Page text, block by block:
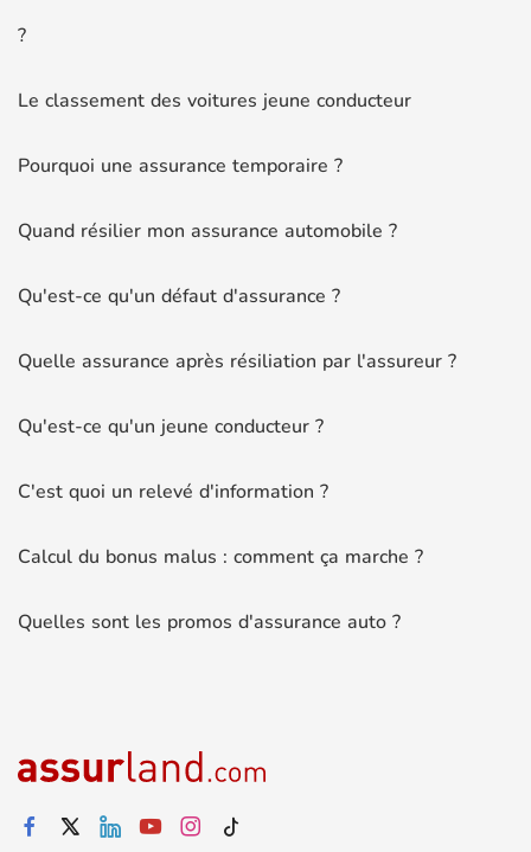
?
Le classement des voitures jeune conducteur
Pourquoi une assurance temporaire ?
Quand résilier mon assurance automobile ?
Qu'est-ce qu'un défaut d'assurance ?
Quelle assurance après résiliation par l'assureur ?
Qu'est-ce qu'un jeune conducteur ?
C'est quoi un relevé d'information ?
Calcul du bonus malus : comment ça marche ?
Quelles sont les promos d'assurance auto ?